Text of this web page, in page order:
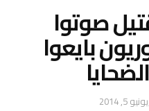
الف قتيل صوتوا
بايعوا
يونيو 5, 2014